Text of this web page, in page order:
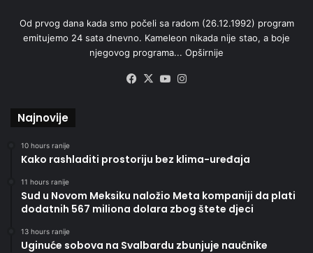
Od prvog dana kada smo počeli sa radom (26.12.1992) program
emitujemo 24 sata dnevno. Kameleon nikada nije stao, a boje
njegovog programa... Opširnije
Facebook
X YouTube
Najnovije
10 hours ranije
Kako rashladiti prostoriju bez klima-uređaja
11 hours ranije
Sud u Novom Meksiku naložio Meta kompaniji da plati
dodatnih 567 miliona dolara zbog štete djeci
13 hours ranije
Uginuće sobova na Svalbardu zbunjuje naučnike